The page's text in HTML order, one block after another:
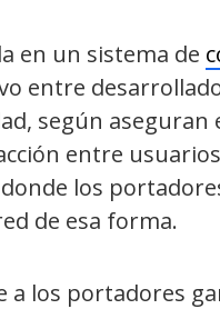
en un sistema de
entre
según aseguran
entre
los
de esa forma.
a los portadores